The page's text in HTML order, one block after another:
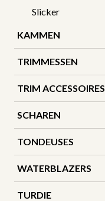
Slicker
KAMMEN
TRIMMESSEN
TRIM ACCESSOIRES
SCHAREN
TONDEUSES
WATERBLAZERS
TURDIE